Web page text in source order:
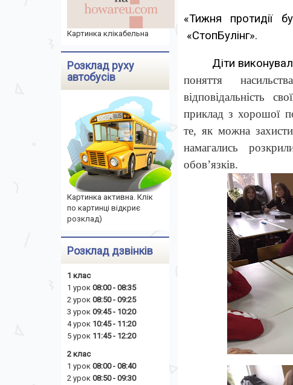
«Тижня протидії
«СтопБулінг».
Діти
поняття насильства
відповідальність
приклад з хорошої
те, як можна
намагалисьрозкрил
обов’язків.
Картинка клікабельна
Розклад руху
автобусів
Картинка активна. Клік
по картинці відкриє
розклад)
Розклад дзвінків
1 клас
1 урок 08:00 - 08:35
2 урок 08:50 - 09:25
3 урок 09:45 - 10:20
4 урок 10:45 - 11:20
5 урок 11:45 - 12:20
2 клас
1 урок 08:00 - 08:40
2 урок 08:50 - 09:30